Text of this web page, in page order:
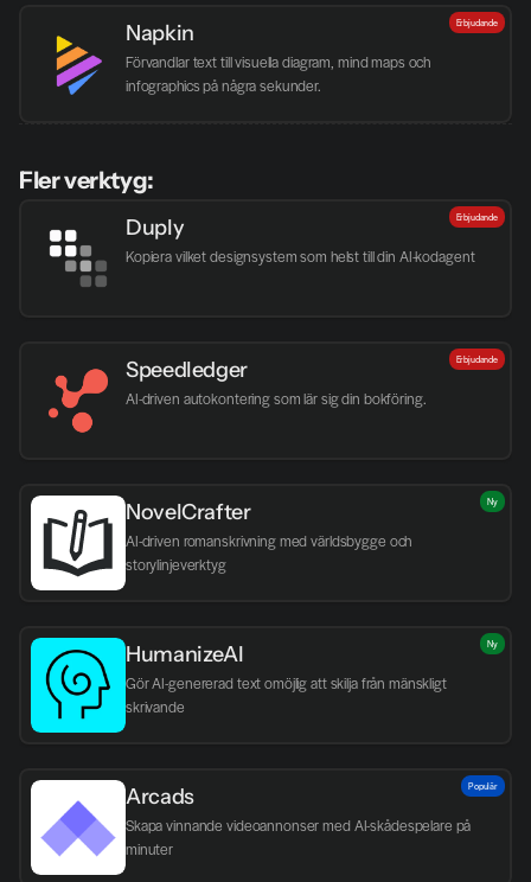
Napkin
Förvandlar text till visuella diagram, mind maps och
infographics på några sekunder.
Erbjudande
Fler verktyg:
Duply
Kopiera vilket designsystem som helst till din AI-kodagent
Erbjudande
Speedledger
AI-driven autokontering som lär sig din bokföring.
Erbjudande
NovelCrafter
AI-driven romanskrivning med världsbygge och
storylinjeverktyg
Ny
HumanizeAI
Gör AI-genererad text omöjlig att skilja från mänskligt
skrivande
Ny
Arcads
Skapa vinnande videoannonser med AI-skådespelare på
minuter
Populär